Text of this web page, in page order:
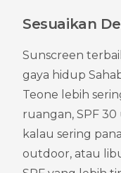
Sesuaikan
Sunscreen
gaya hidup
Teone lebih
ruangan, SPF
kalau sering
outdoor, atau